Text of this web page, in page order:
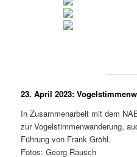
23. April 2023:
In Zusammenarbeit mit dem
zur Vogelstimmenwanderung,
Führung von Frank Gröhl.
Fotos: Georg Rausch